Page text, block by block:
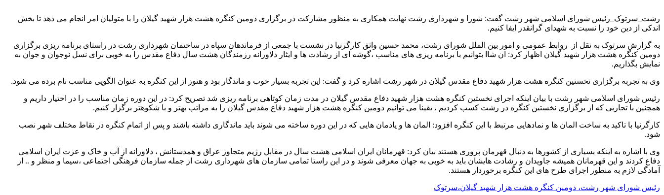
رشت_سرتوک_رئیس شورای اسلامی شهر رشت گفت: شورا و شهرداری رشت نهایت همکاری به منظور مشارکت در برگزاری دومین کنگره هشت هزار شهید گیلان را با متولیان امر انجام می دهد تا بخش
اندکی از دین خود را نسبت به شهدای گرانقدر ایفا کنیم.
به گزارش سرتوک به نقل از روابط عمومی و امور بین الملل شورای رشت، محمد حسین واثق کارگرنیا در نشست با جمعی از فرماندهان سپاه در ساختمان شهرداری رشت در راستای برنامه ریزی برگزاری
دومین کنگره هشت هزار شهید گیلان اظهار کرد: ان شاا بتوانیم با برنامه ریزی های مناسب ،گوشه ای از رشادت ها و ایثار دلاورانه رزمندگان هشت سال دفاع مقدس را به خوبی برای نسل نوجوان و جوان به
نمایش بگذاریم.
وی به تجربه برگزاری نخستین کنگره هشت هزار شهید دفاع مقدس گیلان در شهر رشت اشاره کرد و گفت: این تجربه بسیار خوب و ماندگار بود و هنوز از این کنگره به عنوان الگویی مناسب نام برده می شود.
رئیس شورای اسلامی شهر رشت با بیان اینکه اجرای نخستین کنگره هشت هزار شهید دفاع مقدس گیلان در مدت زمان کوتاهی برنامه ریزی شد تصریح کرد: در این دوره زمان مناسب را در اختیار داریم و
همچنین با تجاربی که از برگزاری نخستین کنگره در رشت کسب کردیم ، یقینا می توانیم دومین کنگره هشت هزار شهید دفاع مقدس گیلان را به مراتب بهتر و با شکوهتر برگزار کنیم.
کارگرنیا با تاکید به ساخت المان ها و نمادهایی مرتبط با این کنگره افزود: المان ها و یادمان هایی که در این دوره ساخته می شوند باید ماندگاری داشته باشند و پس از اتمام کنگره در نقاط مختلف شهر نصب
شود.
وی با اشاره به اینکه بسیاری از کشورها به دنبال قهرمان پروری هستند بیان کرد: قهرمانان ایران اسلامی هشت سال در مقابل رژیم متجاوز عراق و همدستانش ، دلاورانه از آب و خاک و عزت ایران اسلامی
دفاع کردند و این قهرمانان همیشه جاویدان و رشادت هایشان باید به خوبی به جهان معرفی شوند و در این راستا تمامی سازمان های شهرداری رشت از جمله سازمان فرهنگی اجتماعی ،سیما و منظر و .. از
آمادگی لازم به منطور اجرای طرح های این کنگره برخوردار هستند.
رئیس شورای شهر رشت، دومین کنگره هشت هزار شهید گیلان،سرتوک